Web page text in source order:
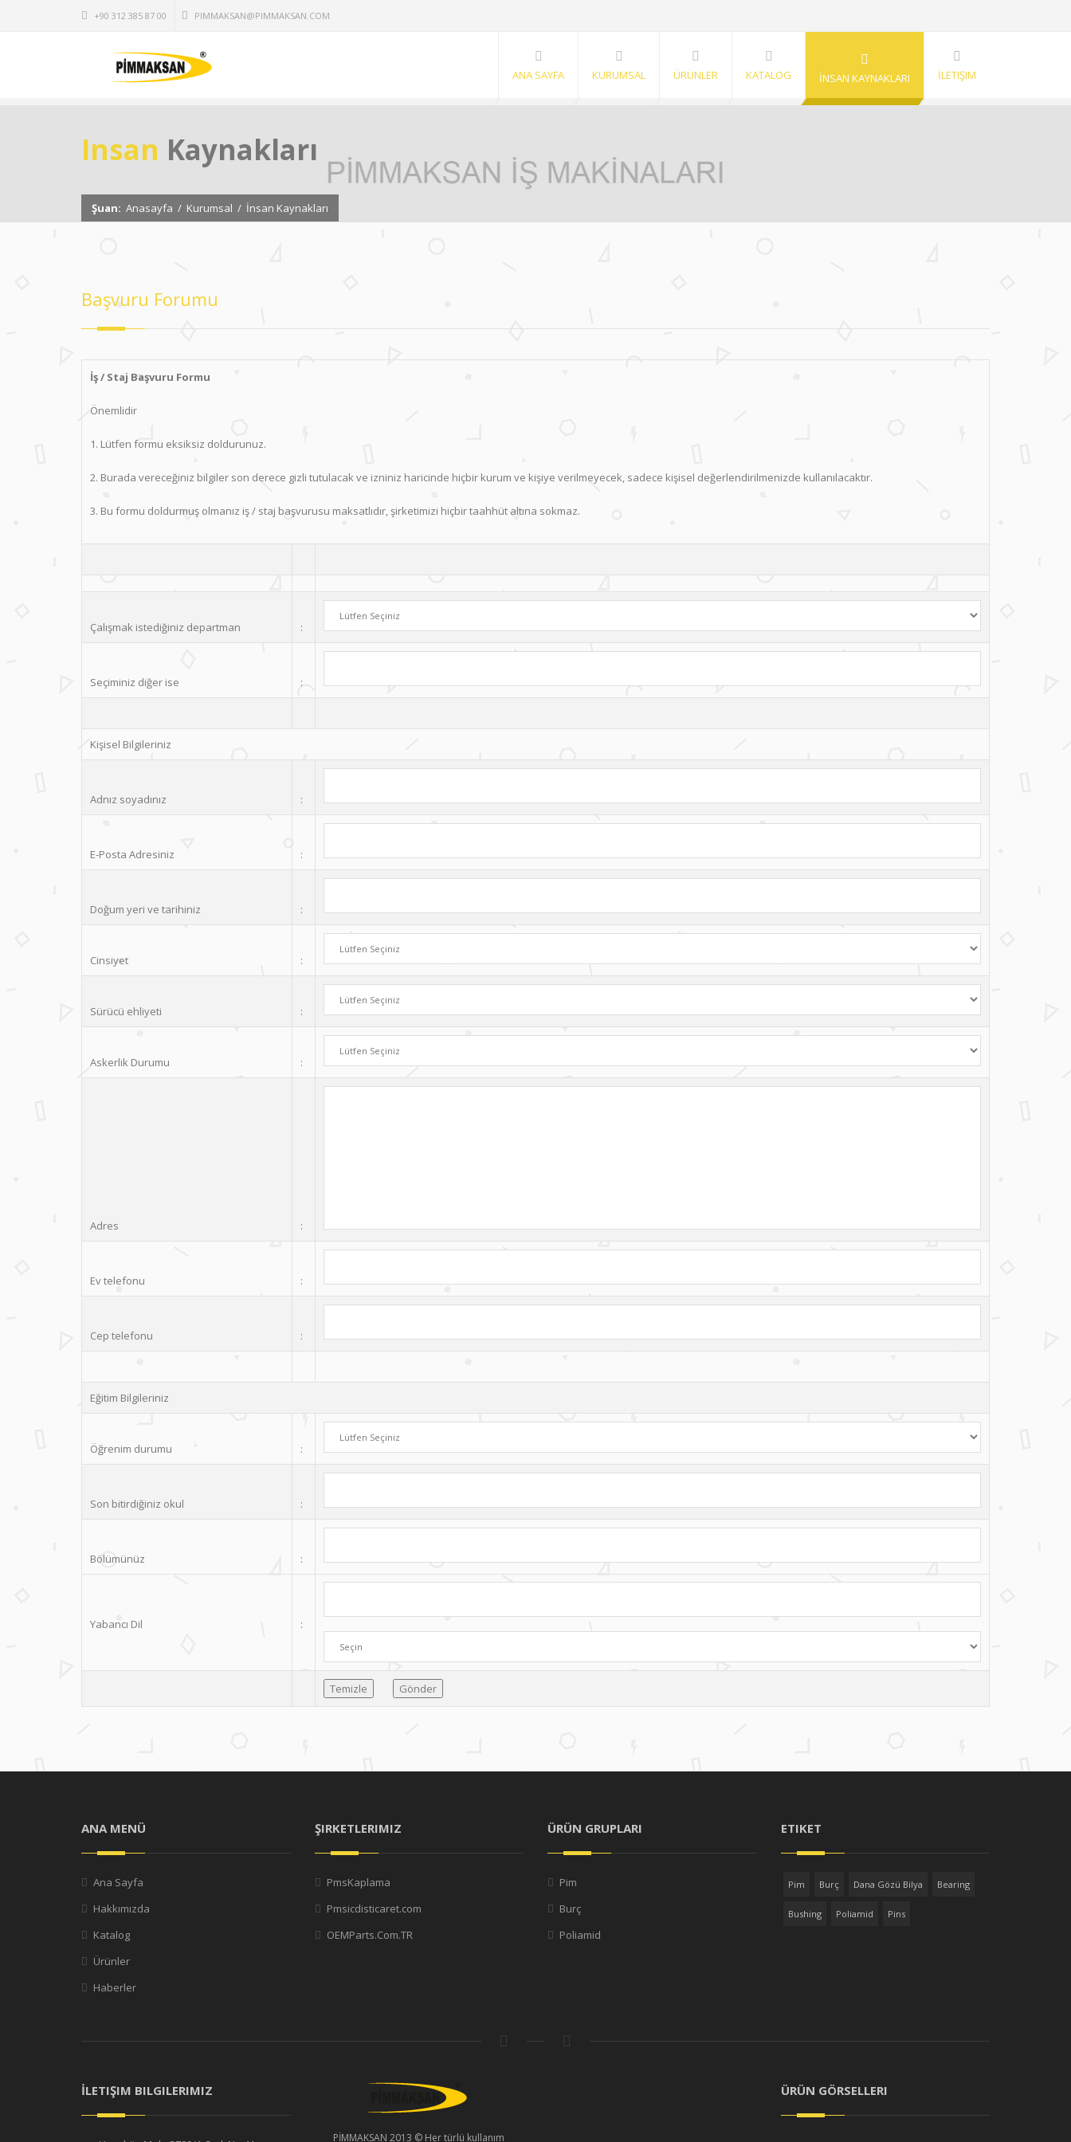
+90 312 385 87 00 PIMMAKSAN@PIMMAKSAN.COM
ANA SAYFA KURUMSAL ÜRÜNLER KATALOG İNSAN KAYNAKLARI İLETIŞIM
Insan Kaynakları
Şuan: Anasayfa / Kurumsal / İnsan Kaynakları
Başvuru Forumu
İş / Staj Başvuru Formu
Önemlidir
1. Lütfen formu eksiksiz doldurunuz.
2. Burada vereceğiniz bilgiler son derece gizli tutulacak ve izniniz haricinde hiçbir kurum ve kişiye verilmeyecek, sadece kişisel değerlendirilmenizde kullanılacaktır.
3. Bu formu doldurmuş olmanız iş / staj başvurusu maksatlıdır, şirketimizi hiçbir taahhüt altına sokmaz.
Çalışmak istediğiniz departman :
Seçiminiz diğer ise :
Kişisel Bilgileriniz
Adnız soyadınız :
E-Posta Adresiniz :
Doğum yeri ve tarihiniz :
Cinsiyet :
Sürücü ehliyeti :
Askerlik Durumu :
Adres :
Ev telefonu :
Cep telefonu :
Eğitim Bilgileriniz
Öğrenim durumu :
Son bitirdiğiniz okul :
Bölümünüz :
Yabancı Dil :
ANA MENÜ
Ana Sayfa
Hakkımızda
Katalog
Ürünler
Haberler
ŞIRKETLERIMIZ
PmsKaplama
Pmsicdisticaret.com
OEMParts.Com.TR
ÜRÜN GRUPLARI
Pim
Burç
Poliamid
ETIKET
Pim Burç Dana Gözü Bilya Bearing
Bushing Poliamid Pins
İLETIŞIM BILGILERIMIZ
PİMMAKSAN 2013 © Her türlü kullanım
ÜRÜN GÖRSELLERI